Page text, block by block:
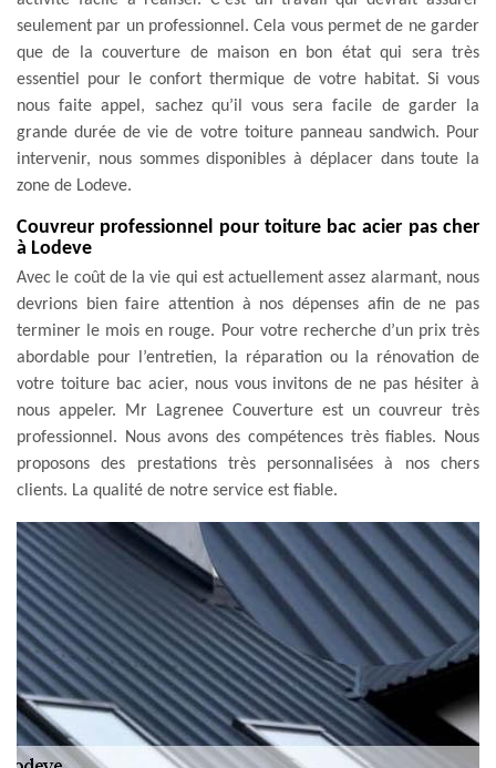
seulement par un professionnel. Cela vous permet de ne garder
que de la couverture de maison en bon état qui sera très
essentiel pour le confort thermique de votre habitat. Si vous
nous faite appel, sachez qu’il vous sera facile de garder la
grande durée de vie de votre toiture panneau sandwich. Pour
intervenir, nous sommes disponibles à déplacer dans toute la
zone de Lodeve.
Couvreur professionnel pour toiture bac acier pas cher
à Lodeve
Avec le coût de la vie qui est actuellement assez alarmant, nous
devrions bien faire attention à nos dépenses afin de ne pas
terminer le mois en rouge. Pour votre recherche d’un prix très
abordable pour l’entretien, la réparation ou la rénovation de
votre toiture bac acier, nous vous invitons de ne pas hésiter à
nous appeler. Mr Lagrenee Couverture est un couvreur très
professionnel. Nous avons des compétences très fiables. Nous
proposons des prestations très personnalisées à nos chers
clients. La qualité de notre service est fiable.